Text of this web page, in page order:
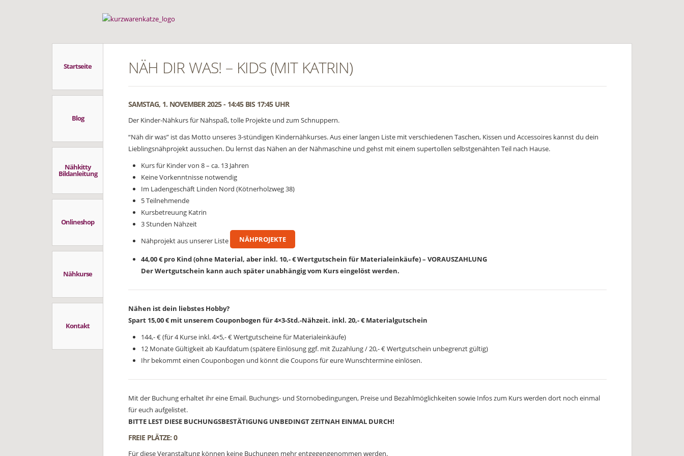
Startseite
Blog
Nähkitty
Bildanleitung
Onlineshop
Nähkurse
Kontakt
NÄH DIR WAS! – KIDS (MIT KATRIN)
SAMSTAG, 1. NOVEMBER 2025 - 14:45 BIS 17:45 UHR
Der Kinder-Nähkurs für Nähspaß, tolle Projekte und zum Schnuppern.
“Näh dir was” ist das Motto unseres 3-stündigen Kindernähkurses. Aus einer langen Liste mit verschiedenen Taschen, Kissen und Accessoires kannst du dein
Lieblingsnähprojekt aussuchen. Du lernst das Nähen an der Nähmaschine und gehst mit einem supertollen selbstgenähten Teil nach Hause.
Kurs für Kinder von 8 – ca. 13 Jahren
Keine Vorkenntnisse notwendig
Im Ladengeschäft Linden Nord (Kötnerholzweg 38)
5 Teilnehmende
Kursbetreuung Katrin
3 Stunden Nähzeit
Nähprojekt aus unserer Liste
NÄHPROJEKTE
44,00 € pro Kind (ohne Material, aber inkl. 10,- € Wertgutschein für Materialeinkäufe) – VORAUSZAHLUNG
Der Wertgutschein kann auch später unabhängig vom Kurs eingelöst werden.
Nähen ist dein liebstes Hobby?
Spart 15,00 € mit unserem Couponbogen für 4×3-Std.-Nähzeit. inkl. 20,- € Materialgutschein
144,- € (für 4 Kurse inkl. 4×5,- € Wertgutscheine für Materialeinkäufe)
12 Monate Gültigkeit ab Kaufdatum (spätere Einlösung ggf. mit Zuzahlung / 20,- € Wertgutschein unbegrenzt gültig)
Ihr bekommt einen Couponbogen und könnt die Coupons für eure Wunschtermine einlösen.
Mit der Buchung erhaltet ihr eine Email. Buchungs- und Stornobedingungen, Preise und Bezahlmöglichkeiten sowie Infos zum Kurs werden dort noch einmal
für euch aufgelistet.
BITTE LEST DIESE BUCHUNGSBESTÄTIGUNG UNBEDINGT ZEITNAH EINMAL DURCH!
FREIE PLÄTZE: 0
Für diese Veranstaltung können keine Buchungen mehr entgegengenommen werden.